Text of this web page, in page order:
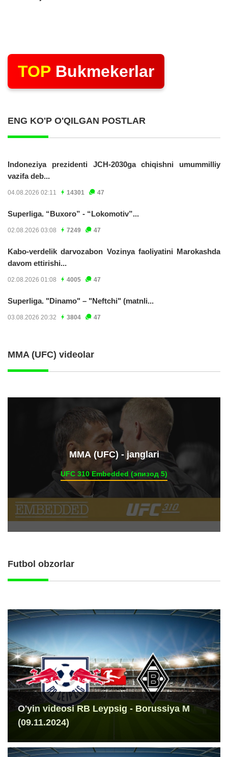
TOP Bukmekerlar
ENG KO'P O'QILGAN POSTLAR
Indoneziya prezidenti JCH-2030ga chiqishni umummilliy
vazifa deb...
04.08.2026 02:11 14301 47
Superliga. “Buxoro” - “Lokomotiv”...
02.08.2026 03:08 7249 47
Kabo-verdelik darvozabon Vozinya faoliyatini Marokashda
davom ettirishi...
02.08.2026 01:08 4005 47
Superliga. "Dinamo" – "Neftchi" (matnli...
03.08.2026 20:32 3804 47
MMA (UFC) videolar
ММА (UFC) - janglari
UFC 310 Embedded (эпизод 5)
Futbol obzorlar
O'yin videosi RB Leypsig - Borussiya M
(09.11.2024)